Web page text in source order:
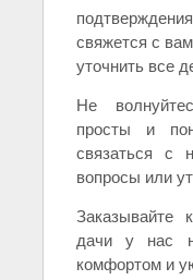
свяжется с
уточнить все
Не
просты и
связаться с
вопросы или
Заказывайте
дачи у нас
комфортом и